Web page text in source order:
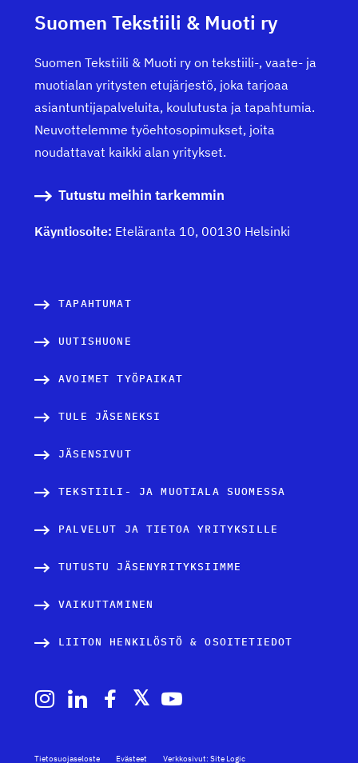
Suomen Tekstiili & Muoti ry
Suomen Tekstiili & Muoti ry on tekstiili-, vaate- ja
muotialan yritysten etujärjestö, joka tarjoaa
asiantuntijapalveluita, koulutusta ja tapahtumia.
Neuvottelemme työehtosopimukset, joita
noudattavat kaikki alan yritykset.
Tutustu meihin tarkemmin
Käyntiosoite: Eteläranta 10, 00130 Helsinki
TAPAHTUMAT
UUTISHUONE
AVOIMET TYÖPAIKAT
TULE JÄSENEKSI
JÄSENSIVUT
TEKSTIILI- JA MUOTIALA SUOMESSA
PALVELUT JA TIETOA YRITYKSILLE
TUTUSTU JÄSENYRITYKSIIMME
VAIKUTTAMINEN
LIITON HENKILÖSTÖ & OSOITETIEDOT
Tietosuojaseloste Evästeet Verkkosivut: Site Logic